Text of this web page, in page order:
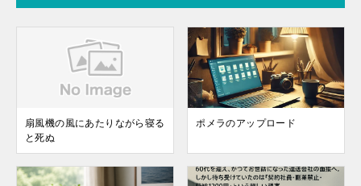
扇風機の風にあたりながら寝る
と死ぬ
ポメラのアップロード